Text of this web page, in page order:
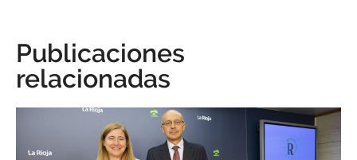
Publicaciones
relacionadas